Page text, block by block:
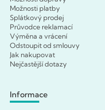
Možnosti platby
Splátkový prodej
Průvodce reklamací
Výměna a vrácení
Odstoupit od smlouvy
Jak nakupovat
Nejčastější dotazy
Informace